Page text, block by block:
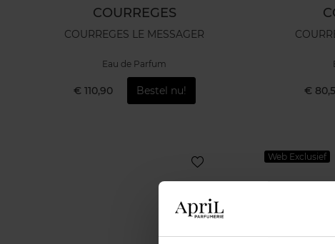
COURREGES
COURREGES LE MESSAGER
Eau de Parfum
€ 110,90 Bestel nu! €
Web Exclusief